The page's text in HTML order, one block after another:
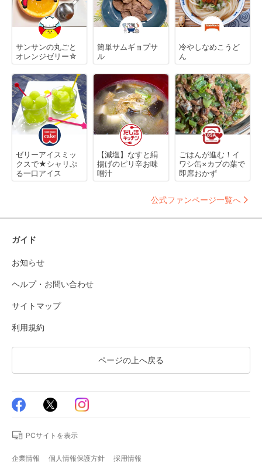
サンサンの丸ごと
オレンジゼリー☆
簡単サムギョプサ
ル
冷やしなめこうど
ん
ゼリーアイスミッ
クスで★シャリぷ
る一口アイス
【減塩】なすと絹
揚げのピリ辛お味
噌汁
ごはんが進む！イ
ワシ缶×カブの葉で
即席おかず
公式ファンページ一覧へ
ガイド
お知らせ
ヘルプ・お問い合わせ
サイトマップ
利用規約
ページの上へ戻る
PCサイトを表示
企業情報 個人情報保護方針 採用情報